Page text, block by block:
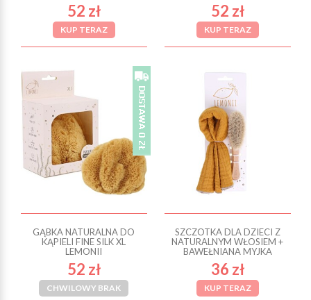
52 zł
KUP TERAZ
52 zł
KUP TERAZ
GĄBKA NATURALNA DO
KĄPIELI FINE SILK XL
LEMONII
52 zł
CHWILOWY BRAK
SZCZOTKA DLA DZIECI Z
NATURALNYM WŁOSIEM +
BAWEŁNIANA MYJKA
36 zł
KUP TERAZ